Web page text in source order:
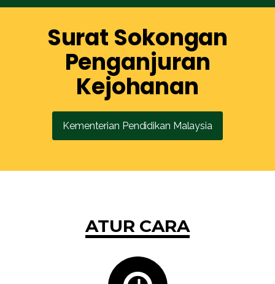
Surat Sokongan
Penganjuran
Kejohanan
Kementerian Pendidikan Malaysia
ATUR CARA